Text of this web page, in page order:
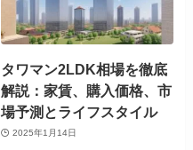
タワマン2LDK相場を徹底
解説：家賃、購入価格、市
場予測とライフスタイル
2025年1月14日